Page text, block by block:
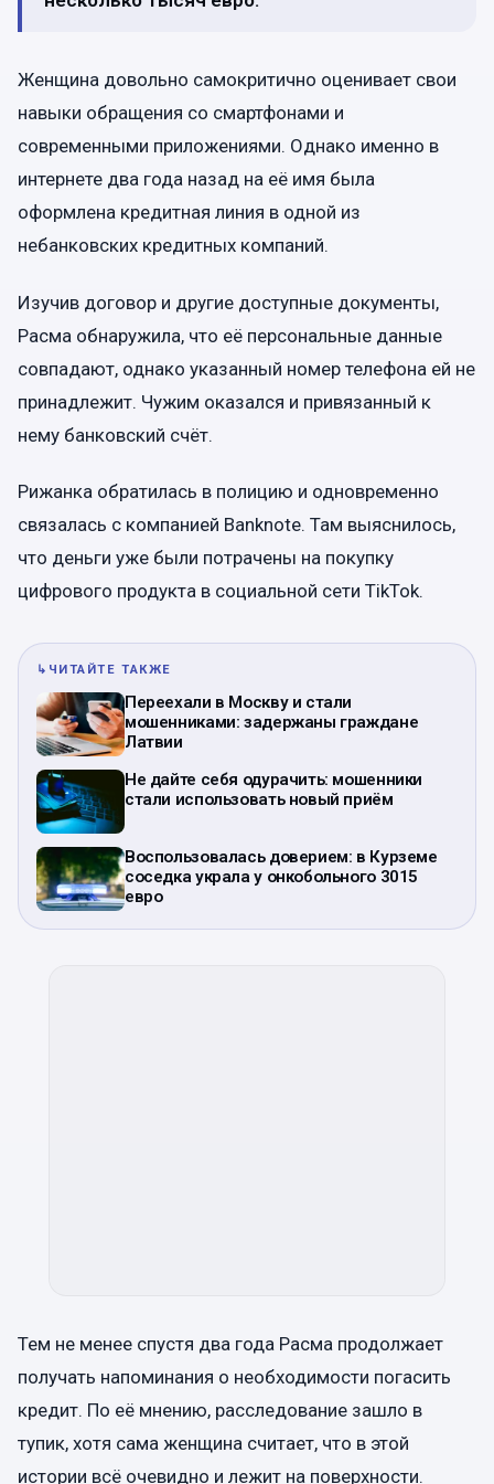
Женщина довольно самокритично оценивает свои
навыки обращения со смартфонами и
современными приложениями. Однако именно в
интернете два года назад на её имя была
оформлена кредитная линия в одной из
небанковских кредитных компаний.
Изучив договор и другие доступные документы,
Расма обнаружила, что её персональные данные
совпадают, однако указанный номер телефона ей не
принадлежит. Чужим оказался и привязанный к
нему банковский счёт.
Рижанка обратилась в полицию и одновременно
связалась с компанией Banknote. Там выяснилось,
что деньги уже были потрачены на покупку
цифрового продукта в социальной сети TikTok.
↳ ЧИТАЙТЕ ТАКЖЕ
Переехали в Москву и стали
мошенниками: задержаны граждане
Латвии
Не дайте себя одурачить: мошенники
стали использовать новый приём
Воспользовалась доверием: в Курземе
соседка украла у онкобольного 3015
евро
Тем не менее спустя два года Расма продолжает
получать напоминания о необходимости погасить
кредит. По её мнению, расследование зашло в
тупик, хотя сама женщина считает, что в этой
истории всё очевидно и лежит на поверхности.